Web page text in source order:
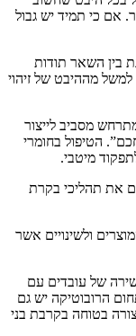
אם כי תמיד יש גבול
בין השאר תודות
מההיבט של זיהוי
מסביב לייצור
הטיפול בחומרי
מיטבי.
את תהליכי בקרת
ולשינויים אשר
של עובדים עם
הרובוטיקה יש גם
בטוחה בקרבת בני